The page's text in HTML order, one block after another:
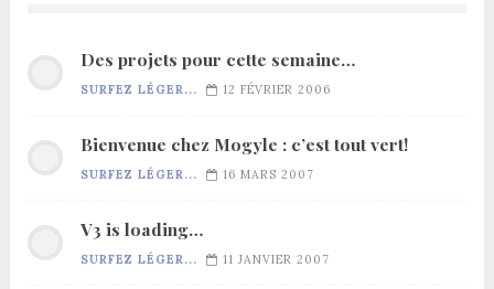
Des projets pour cette semaine…
SURFEZ LÉGER... 12 FÉVRIER 2006
Bienvenue chez Mogyle : c’est tout vert!
SURFEZ LÉGER... 16 MARS 2007
V3 is loading…
SURFEZ LÉGER... 11 JANVIER 2007